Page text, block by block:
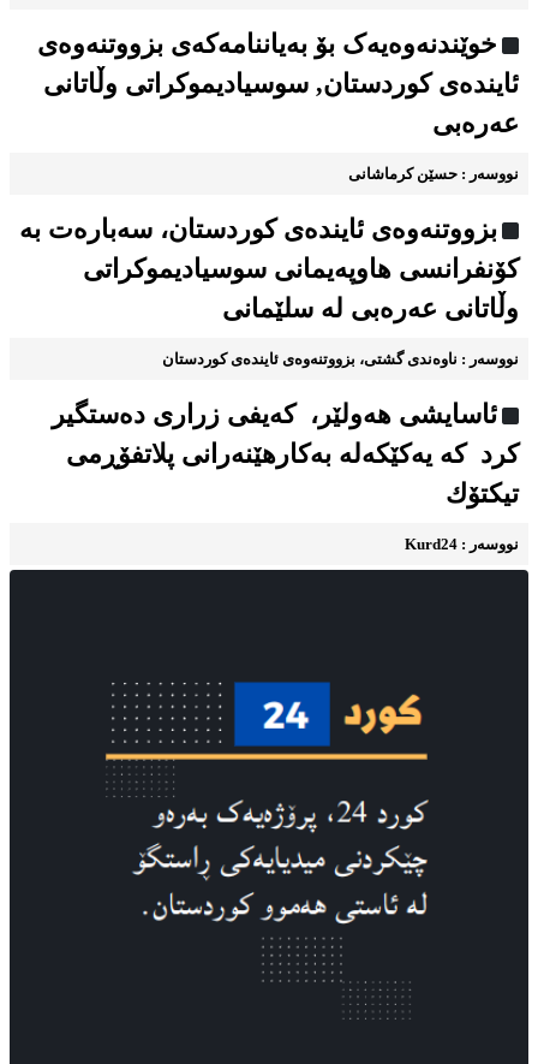
خوێندنه‌وه‌یه‌ک بۆ به‌یاننامه‌که‌ی بزووتنه‌وه‌ی
ئاینده‌ی کوردستان, سوسیادیموكراتی وڵاتانی
عەرەبی
نووسه‌ر : حسێن کرماشانی
بزووتنه‌وه‌ی ئاینده‌ی کوردستان، سه‌باره‌ت به
كۆنفرانسی هاوپەیمانی سوسیادیموكراتی
وڵاتانی عەرەبی له سلێمانی
نووسه‌ر : ناوه‌ندی گشتی، بزووتنه‌وه‌ی ئاینده‌ی کوردستان
ئاسایشی هه‌ولێر، كه‌یفی زراری دەستگیر
کرد کە یه‌كێكەله‌ به‌كارهێنه‌رانی پلاتفۆڕمی
تیكتۆك
نووسه‌ر : Kurd24